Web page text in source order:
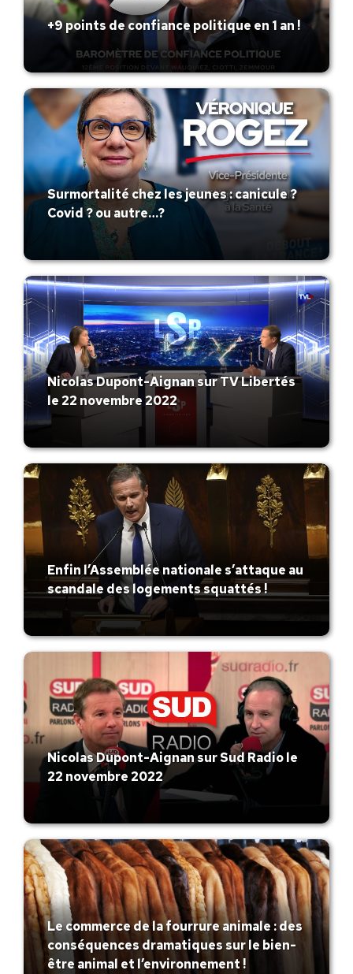
+9 points de confiance politique en 1 an !
Surmortalité chez les jeunes : canicule ?
Covid ? ou autre…?
Nicolas Dupont-Aignan sur TV Libertés
le 22 novembre 2022
Enfin l’Assemblée nationale s’attaque au
scandale des logements squattés !
Nicolas Dupont-Aignan sur Sud Radio le
22 novembre 2022
Le commerce de la fourrure animale : des
conséquences dramatiques sur le bien-
être animal et l’environnement !